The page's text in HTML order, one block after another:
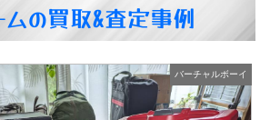
の買取&査定事例
スーパーファミコン